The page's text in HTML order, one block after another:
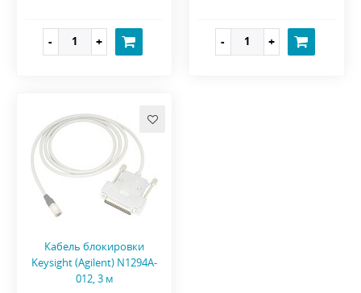
Кабель блокировки
Keysight (Agilent) N1294A-
012, 3 м